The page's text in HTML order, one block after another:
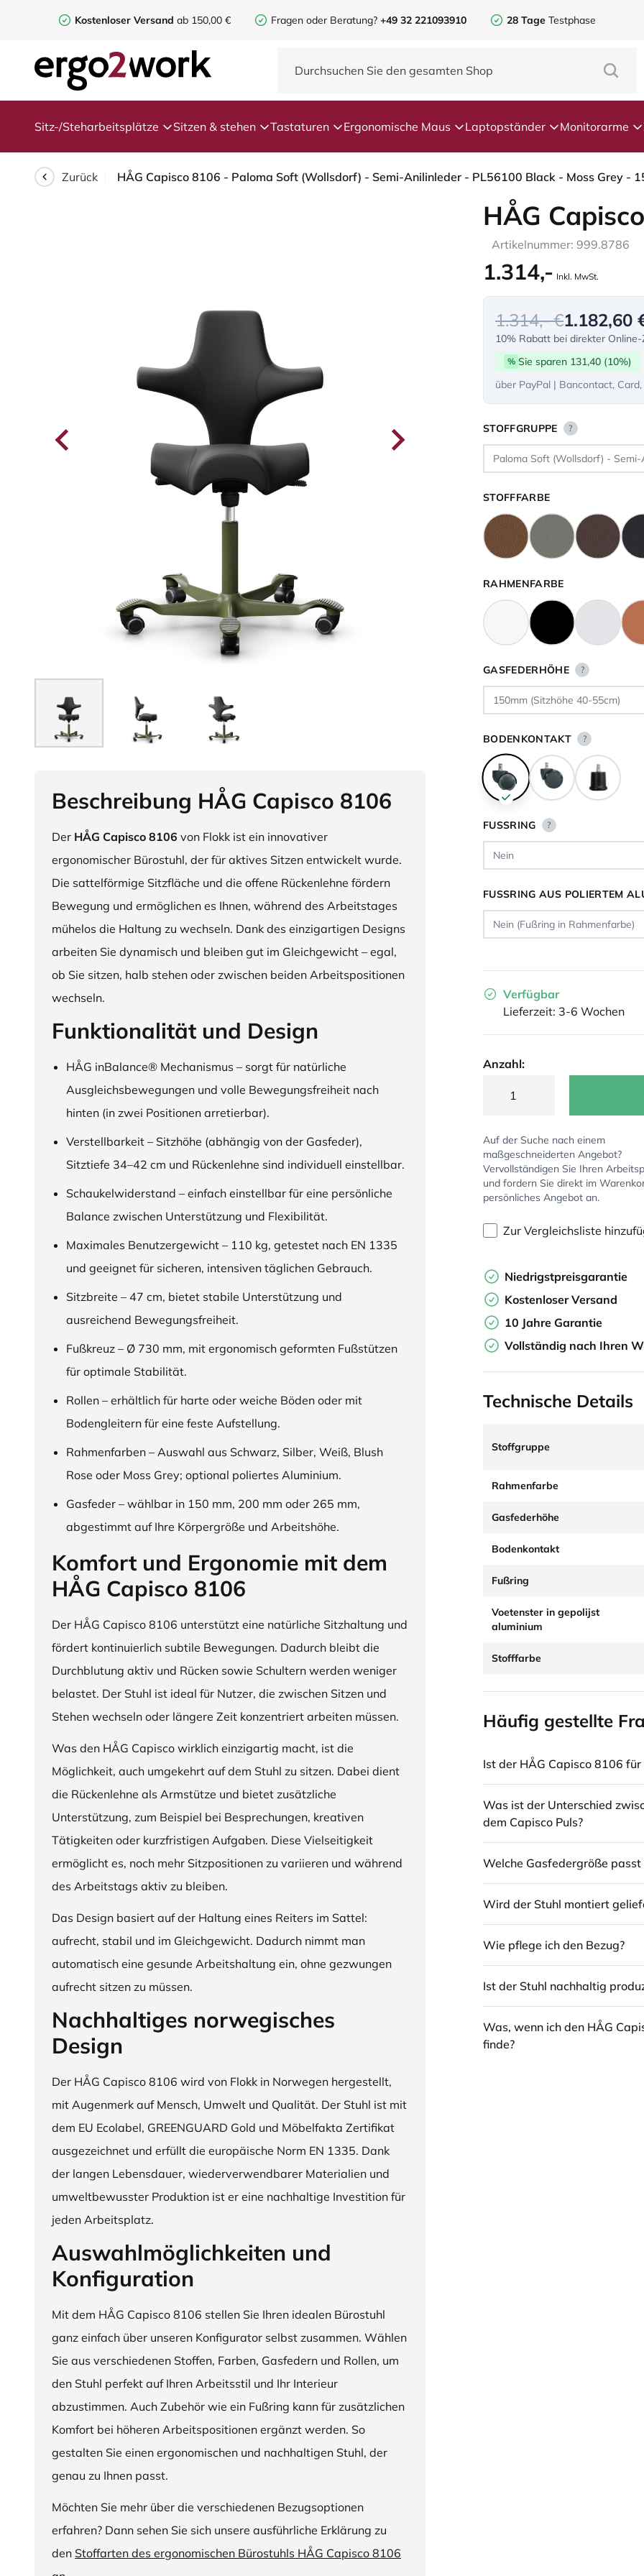
Kostenloser Versand ab 150,00 € Fragen oder Beratung? +49 32 221093910 28 Tage Testphase
Sitz-/Steharbeitsplätze Sitzen & stehen Tastaturen Ergonomische Maus Laptopständer Monitorarme
Zurück
Beschreibung HÅG Capisco 8106
Der HÅG Capisco 8106 von Flokk ist ein innovativer
ergonomischer Bürostuhl, der für aktives Sitzen entwickelt wurde.
Die sattelförmige Sitzfläche und die offene Rückenlehne fördern
Bewegung und ermöglichen es Ihnen, während des Arbeitstages
mühelos die Haltung zu wechseln. Dank des einzigartigen Designs
arbeiten Sie dynamisch und bleiben gut im Gleichgewicht – egal,
ob Sie sitzen, halb stehen oder zwischen beiden Arbeitspositionen
wechseln.
Funktionalität und Design
HÅG inBalance® Mechanismus – sorgt für natürliche
Ausgleichsbewegungen und volle Bewegungsfreiheit nach
hinten (in zwei Positionen arretierbar).
Verstellbarkeit – Sitzhöhe (abhängig von der Gasfeder),
Sitztiefe 34–42 cm und Rückenlehne sind individuell einstellbar.
Schaukelwiderstand – einfach einstellbar für eine persönliche
Balance zwischen Unterstützung und Flexibilität.
Maximales Benutzergewicht – 110 kg, getestet nach EN 1335
und geeignet für sicheren, intensiven täglichen Gebrauch.
Sitzbreite – 47 cm, bietet stabile Unterstützung und
ausreichend Bewegungsfreiheit.
Fußkreuz – Ø 730 mm, mit ergonomisch geformten Fußstützen
für optimale Stabilität.
Rollen – erhältlich für harte oder weiche Böden oder mit
Bodengleitern für eine feste Aufstellung.
Rahmenfarben – Auswahl aus Schwarz, Silber, Weiß, Blush
Rose oder Moss Grey; optional poliertes Aluminium.
Gasfeder – wählbar in 150 mm, 200 mm oder 265 mm,
abgestimmt auf Ihre Körpergröße und Arbeitshöhe.
Komfort und Ergonomie mit dem
HÅG Capisco 8106
Der HÅG Capisco 8106 unterstützt eine natürliche Sitzhaltung und
fördert kontinuierlich subtile Bewegungen. Dadurch bleibt die
Durchblutung aktiv und Rücken sowie Schultern werden weniger
belastet. Der Stuhl ist ideal für Nutzer, die zwischen Sitzen und
Stehen wechseln oder längere Zeit konzentriert arbeiten müssen.
Was den HÅG Capisco wirklich einzigartig macht, ist die
Möglichkeit, auch umgekehrt auf dem Stuhl zu sitzen. Dabei dient
die Rückenlehne als Armstütze und bietet zusätzliche
Unterstützung, zum Beispiel bei Besprechungen, kreativen
Tätigkeiten oder kurzfristigen Aufgaben. Diese Vielseitigkeit
ermöglicht es, noch mehr Sitzpositionen zu variieren und während
des Arbeitstags aktiv zu bleiben.
Das Design basiert auf der Haltung eines Reiters im Sattel:
aufrecht, stabil und im Gleichgewicht. Dadurch nimmt man
automatisch eine gesunde Arbeitshaltung ein, ohne gezwungen
aufrecht sitzen zu müssen.
Nachhaltiges norwegisches
Design
Der HÅG Capisco 8106 wird von Flokk in Norwegen hergestellt,
mit Augenmerk auf Mensch, Umwelt und Qualität. Der Stuhl ist mit
dem EU Ecolabel, GREENGUARD Gold und Möbelfakta Zertifikat
ausgezeichnet und erfüllt die europäische Norm EN 1335. Dank
der langen Lebensdauer, wiederverwendbarer Materialien und
umweltbewusster Produktion ist er eine nachhaltige Investition für
jeden Arbeitsplatz.
Auswahlmöglichkeiten und
Konfiguration
Mit dem HÅG Capisco 8106 stellen Sie Ihren idealen Bürostuhl
ganz einfach über unseren Konfigurator selbst zusammen. Wählen
Sie aus verschiedenen Stoffen, Farben, Gasfedern und Rollen, um
den Stuhl perfekt auf Ihren Arbeitsstil und Ihr Interieur
abzustimmen. Auch Zubehör wie ein Fußring kann für zusätzlichen
Komfort bei höheren Arbeitspositionen ergänzt werden. So
gestalten Sie einen ergonomischen und nachhaltigen Stuhl, der
genau zu Ihnen passt.
Möchten Sie mehr über die verschiedenen Bezugsoptionen
erfahren? Dann sehen Sie sich unsere ausführliche Erklärung zu
den Stoffarten des ergonomischen Bürostuhls HÅG Capisco 8106
HÅG
Artikelnummer: 999.8786
1.314,- Inkl. MwSt.
1.314,- €1.182,60
10% Rabatt bei direkter Online-
% Sie sparen 131,40 (10%)
über PayPal | Bancontact,
STOFFGRUPPE ?
STOFFFARBE
RAHMENFARBE
GASFEDERHÖHE ?
BODENKONTAKT ?
FUSSRING ?
FUSSRING AUS POLIERTEM
Verfügbar
Lieferzeit: 3-6 Wochen
Anzahl:
Auf der Suche nach einem
maßgeschneiderten Angebot?
Vervollständigen Sie Ihren
und fordern Sie direkt im
persönliches Angebot an.
Zur Vergleichsliste
Niedrigstpreisgarantie
Kostenloser Versand
10 Jahre Garantie
Vollständig nach Ihren
Technische Details
Stoffgruppe
Rahmenfarbe
Gasfederhöhe
Bodenkontakt
Fußring
Voetenster in gepolijst
aluminium
Stofffarbe
Häufig gestellte
Ist der HÅG Capisco 8106
Was ist der Unterschied
dem Capisco Puls?
Welche Gasfedergröße passt
Wird der Stuhl montiert
Wie pflege ich den Bezug?
Ist der Stuhl nachhaltig
Was, wenn ich den HÅG
finde?